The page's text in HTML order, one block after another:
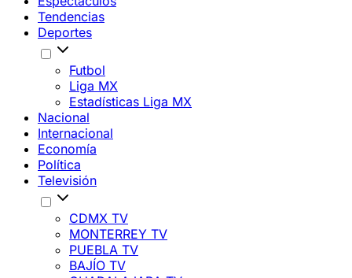
Tendencias
Deportes
Futbol
Liga MX
Estadísticas Liga MX
Nacional
Internacional
Economía
Política
Televisión
CDMX TV
MONTERREY TV
PUEBLA TV
BAJÍO TV